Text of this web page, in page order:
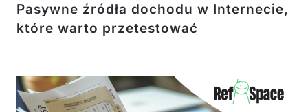
Pasywne źródła dochodu w Internecie,
które warto przetestować